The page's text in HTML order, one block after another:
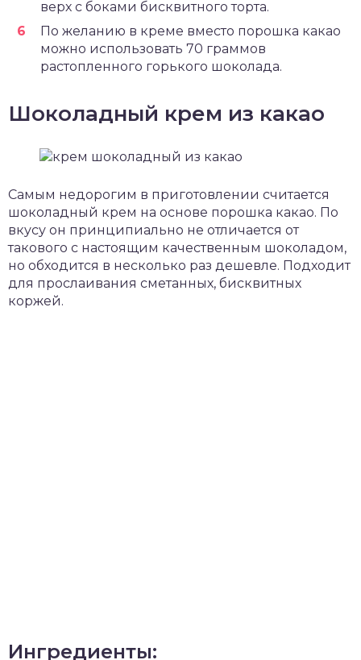
верх с боками бисквитного торта.
По желанию в креме вместо порошка какао
можно использовать 70 граммов
растопленного горького шоколада.
Шоколадный крем из какао
Самым недорогим в приготовлении считается
шоколадный крем на основе порошка какао. По
вкусу он принципиально не отличается от
такового с настоящим качественным шоколадом,
но обходится в несколько раз дешевле. Подходит
для прослаивания сметанных, бисквитных
коржей.
Ингредиенты: